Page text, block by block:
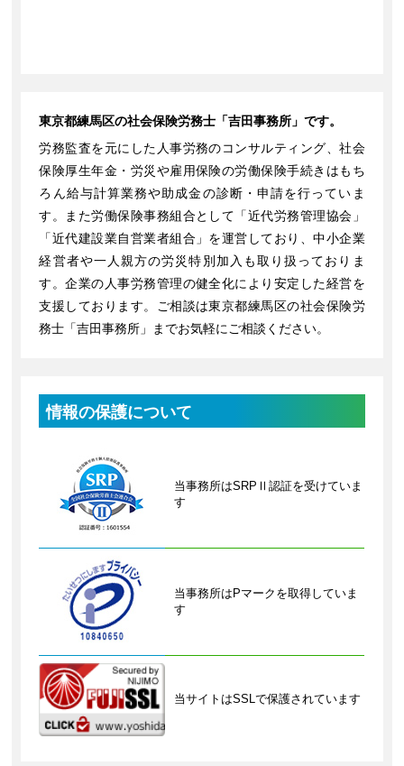
東京都練馬区の社会保険労務士「吉田事務所」です。
労務監査を元にした人事労務のコンサルティング、社会
保険厚生年金・労災や雇用保険の労働保険手続きはもち
ろん給与計算業務や助成金の診断・申請を行っていま
す。また労働保険事務組合として「近代労務管理協会」
「近代建設業自営業者組合」を運営しており、中小企業
経営者や一人親方の労災特別加入も取り扱っておりま
す。企業の人事労務管理の健全化により安定した経営を
支援しております。ご相談は東京都練馬区の社会保険労
務士「吉田事務所」までお気軽にご相談ください。
情報の保護について
当事務所はSRPⅡ認証を受けていま
す
当事務所はPマークを取得していま
す
当サイトはSSLで保護されています